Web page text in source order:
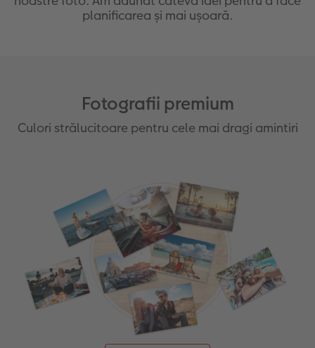
Sticker instant
Bandă foto
Fotografii retro XXL
planificarea și mai ușoară.
Fotografii premium
Culori strălucitoare pentru cele mai dragi amintiri